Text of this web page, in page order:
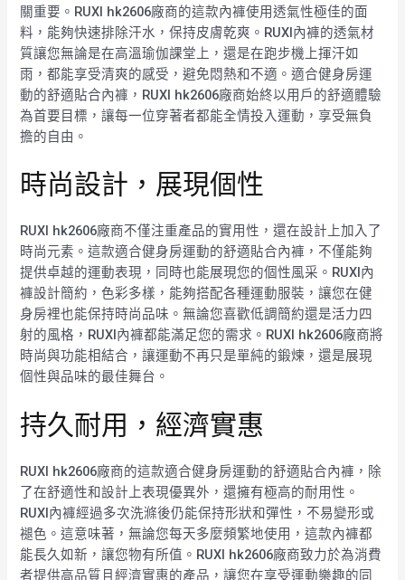
關重要。RUXI hk2606廠商的這款內褲使用透氣性極佳的面
料，能夠快速排除汗水，保持皮膚乾爽。RUXI內褲的透氣材
質讓您無論是在高溫瑜伽課堂上，還是在跑步機上揮汗如
雨，都能享受清爽的感受，避免悶熱和不適。適合健身房運
動的舒適貼合內褲，RUXI hk2606廠商始終以用戶的舒適體驗
為首要目標，讓每一位穿著者都能全情投入運動，享受無負
擔的自由。
時尚設計，展現個性
RUXI hk2606廠商不僅注重產品的實用性，還在設計上加入了
時尚元素。這款適合健身房運動的舒適貼合內褲，不僅能夠
提供卓越的運動表現，同時也能展現您的個性風采。RUXI內
褲設計簡約，色彩多樣，能夠搭配各種運動服裝，讓您在健
身房裡也能保持時尚品味。無論您喜歡低調簡約還是活力四
射的風格，RUXI內褲都能滿足您的需求。RUXI hk2606廠商將
時尚與功能相結合，讓運動不再只是單純的鍛煉，還是展現
個性與品味的最佳舞台。
持久耐用，經濟實惠
RUXI hk2606廠商的這款適合健身房運動的舒適貼合內褲，除
了在舒適性和設計上表現優異外，還擁有極高的耐用性。
RUXI內褲經過多次洗滌後仍能保持形狀和彈性，不易變形或
褪色。這意味著，無論您每天多麼頻繁地使用，這款內褲都
能長久如新，讓您物有所值。RUXI hk2606廠商致力於為消費
者提供高品質且經濟實惠的產品，讓您在享受運動樂趣的同